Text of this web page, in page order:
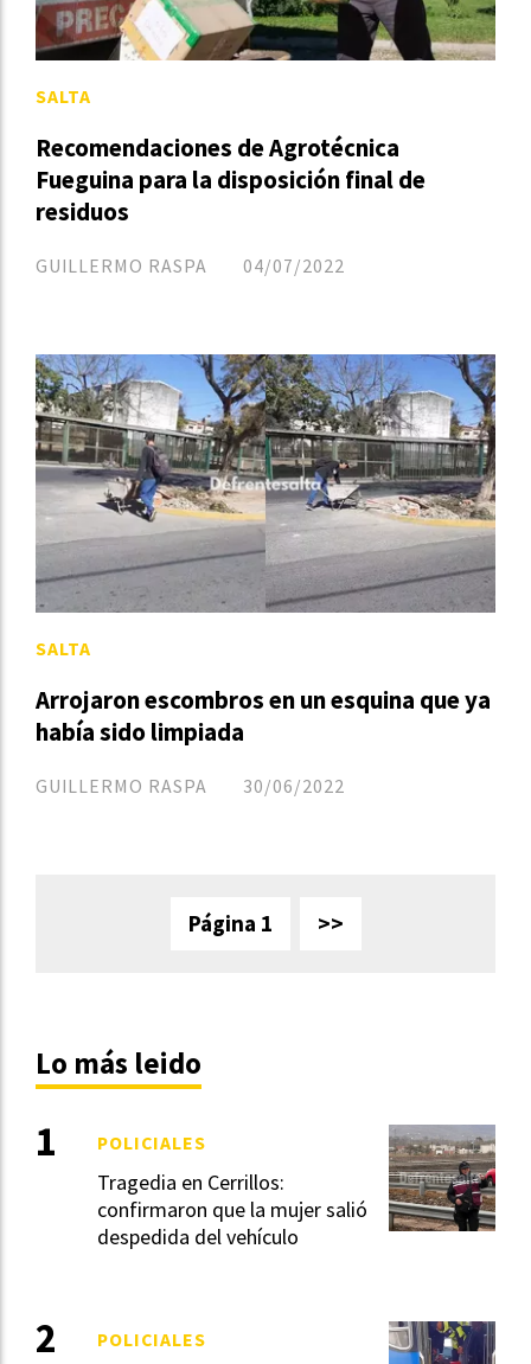
Recomendaciones de Agrotécnica
Fueguina para la disposición final de
residuos
GUILLERMO RASPA
SALTA
04/07/2022
Arrojaron escombros en un esquina que ya
había sido limpiada
GUILLERMO RASPA
SALTA
30/06/2022
Página 1 >>
Lo más leido
Tragedia en Cerrillos:
confirmaron que la mujer salió
despedida del vehículo
POLICIALES
POLICIALES